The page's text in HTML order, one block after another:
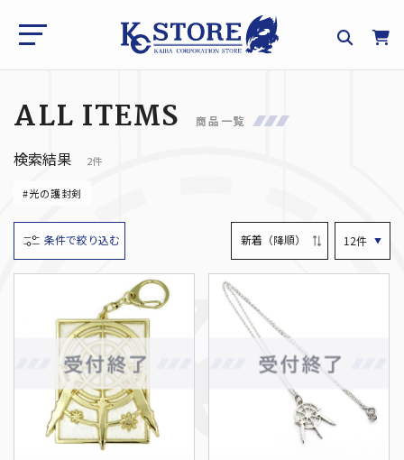
ALL ITEMS 商品一覧
検索結果 2件
#光の護封剣
条件で絞り込む